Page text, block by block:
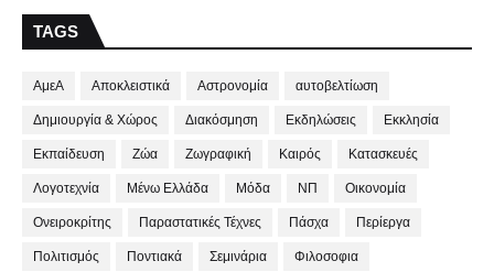
TAGS
ΑμεΑ Αποκλειστικά Αστρονομία αυτοβελτίωση
Δημιουργία & Χώρος Διακόσμηση Εκδηλώσεις Εκκλησία
Εκπαίδευση Ζώα Ζωγραφική Καιρός Κατασκευές
Λογοτεχνία Μένω Ελλάδα Μόδα ΝΠ Οικονομία
Ονειροκρίτης Παραστατικές Τέχνες Πάσχα Περίεργα
Πολιτισμός Ποντιακά Σεμινάρια Φιλοσοφια